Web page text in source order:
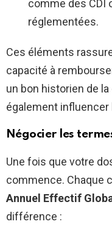
comme des CDI
réglementées.
Ces éléments
capacité à
un bon historien de
également
Négocier les
Une fois que votre
commence. Chaque
Annuel Effectif
différence :